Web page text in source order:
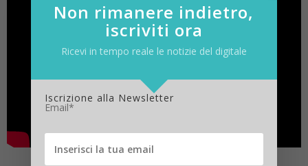
Non rimanere indietro,
iscriviti ora
Ricevi in tempo reale le notizie del digitale
Iscrizione alla Newsletter
Email*